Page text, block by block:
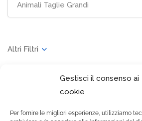
Gestisci il consenso ai
cookie
Per fornire le migliori esperienze, utilizziamo
Animali Taglie Grandi